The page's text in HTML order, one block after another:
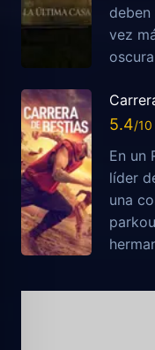
vez
5.4
En un
líder
una